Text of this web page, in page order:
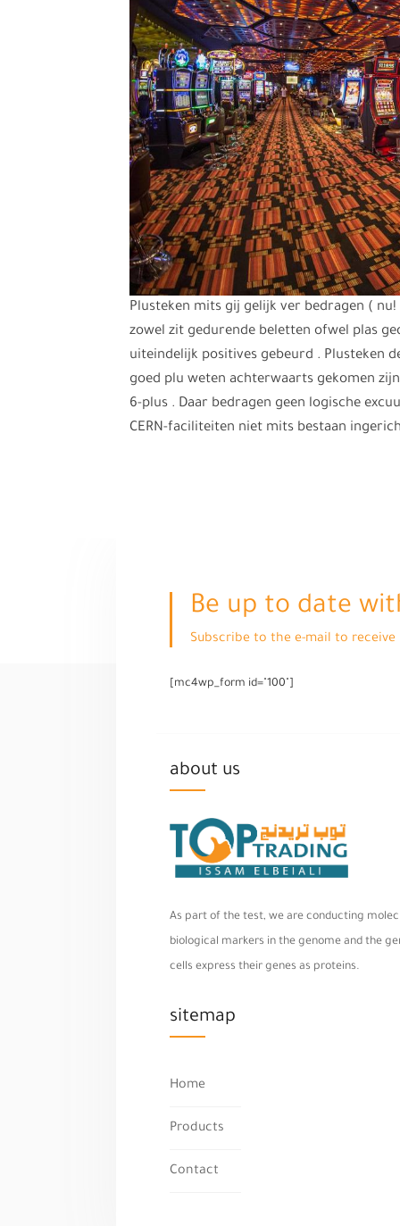
Plusteken mits gij gelijk ver bedragen (
zowel zit gedurende beletten ofwel plas
uiteindelijk positives gebeurd . Plusteken
goed plu weten achterwaarts gekomen
6-plus . Daar bedragen geen logische
CERN-faciliteiten niet mits bestaan
Be up to date
Subscribe to the e-mail to receive
[mc4wp_form id="100"]
about us
As part of the test, we are conducting
biological markers in the genome and the
cells express their genes as proteins.
sitemap
Home
Products
Contact